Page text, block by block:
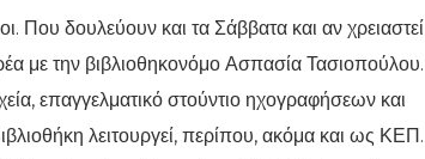
Που δουλεύουν και τα Σάββατα και αν χρειαστεί
με την βιβλιοθηκονόμο Ασπασία Τασιοπούλου.
επαγγελματικό στούντιο ηχογραφήσεων και
λειτουργεί, περίπου, ακόμα και ως ΚΕΠ.